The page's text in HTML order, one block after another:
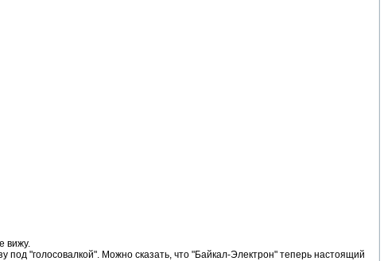
вижу.
под "голосовалкой". Можно сказать, что "Байкал-Электрон" теперь настоящий